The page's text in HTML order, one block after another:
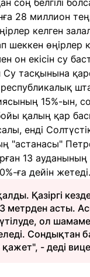
соң белгілі
28 миллион
келген
шеккен
он екісін су
Су тасқынына
15%-ын,
қалың қар
енді
"астанасы"
13 ауданының
ға дейін
Қазіргі
метрден асты.
ол
Сондықтан
- деді